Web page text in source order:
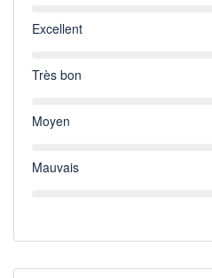
Excellent
Très bon
Moyen
Mauvais